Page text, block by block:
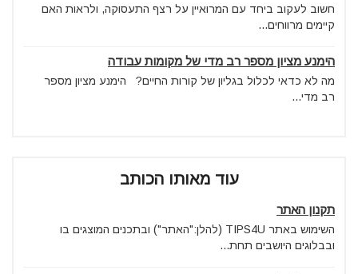
חשוב לעקוב ביחד עם המרואיין על רצף התעסוקה, ולראות האם
קיימים מרווחים...
הימנע מציון מספר רב מדי של מקומות עבודה
מה לא כדאי לכלול בגליון של קורות החיים? הימנע מציון מספר
רב מדי...
עוד מאותו הכותב
תקנון האתר
השימוש באתר TIPS4U (להלן:"האתר") ובתכנים המוצגים בו
ובבלוגים היושבים תחת...